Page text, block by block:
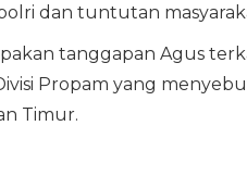
dan tuntutan
tanggapan Agus
Propam yang
Timur.